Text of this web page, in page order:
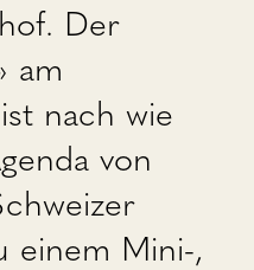
Der
am
nach wie
von
einem Mini-,